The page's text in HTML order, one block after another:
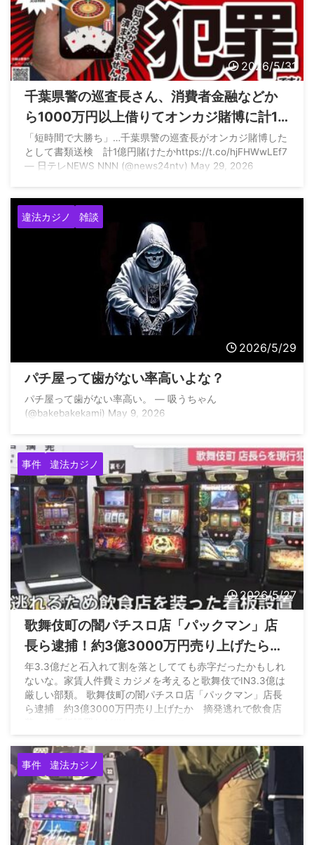
2026/5/31
千葉県警の巡査長さん、消費者金融などか
ら1000万円以上借りてオンカジ賭博に計1
億円を賭けたとして書類送検に
「短時間で大勝ち」…千葉県警の巡査長がオンカジ賭博した
として書類送検 計1億円賭けたかhttps://t.co/hjFHWwLEf7
— 日テレNEWS NNN (@news24ntv) May 29, 2026
違法カジノ 雑談
2026/5/29
パチ屋って歯がない率高いよな？
パチ屋って歯がない率高い。 — 吸うちゃん
(@bakebakekami) May 9, 2026
事件 違法カジノ
2026/5/27
歌舞伎町の闇パチスロ店「パックマン」店
長ら逮捕！約3億3000万円売り上げたらし
い
年3.3億だと石入れて割を落としてても赤字だったかもしれ
ないな。家賃人件費ミカジメを考えると歌舞伎でIN3.3億は
厳しい部類。 歌舞伎町の闇パチスロ店「パックマン」店長
ら逮捕 約3億3000万円売り上げたか 摘発逃れで飲食店
(@ShinjukuSokai) May 26, 2026
事件 違法カジノ